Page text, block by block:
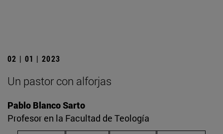
02 | 01 | 2023
Un pastor con alforjas
Pablo Blanco Sarto
Profesor en la Facultad de Teología